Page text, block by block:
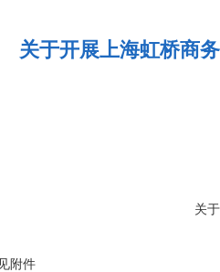
关于开展上海虹桥商
关
附件